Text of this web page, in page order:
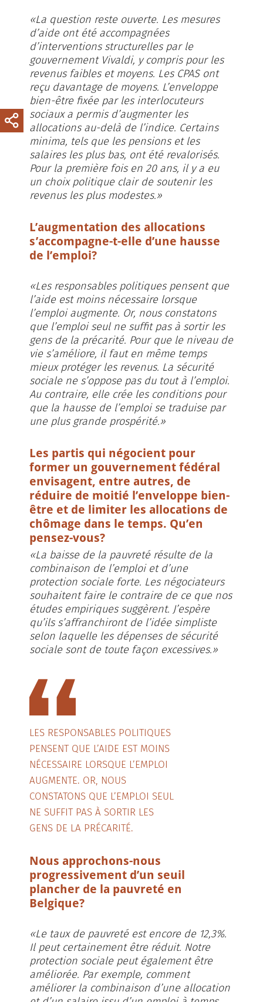
«La question reste ouverte. Les mesures
d’aide ont été accompagnées
d’interventions structurelles par le
gouvernement Vivaldi, y compris pour les
revenus faibles et moyens. Les CPAS ont
reçu davantage de moyens. L’enveloppe
bien-être fixée par les interlocuteurs
sociaux a permis d’augmenter les
allocations au-delà de l’indice. Certains
minima, tels que les pensions et les
salaires les plus bas, ont été revalorisés.
Pour la première fois en 20 ans, il y a eu
un choix politique clair de soutenir les
revenus les plus modestes.»
L’augmentation des allocations
s’accompagne-t-elle d’une hausse
de l’emploi?
«Les responsables politiques pensent que
l’aide est moins nécessaire lorsque
l’emploi augmente. Or, nous constatons
que l’emploi seul ne suffit pas à sortir les
gens de la précarité. Pour que le niveau de
vie s’améliore, il faut en même temps
mieux protéger les revenus. La sécurité
sociale ne s’oppose pas du tout à l’emploi.
Au contraire, elle crée les conditions pour
que la hausse de l’emploi se traduise par
une plus grande prospérité.»
Les partis qui négocient pour
former un gouvernement fédéral
envisagent, entre autres, de
réduire de moitié l’enveloppe bien-
être et de limiter les allocations de
chômage dans le temps. Qu’en
pensez-vous?
«La baisse de la pauvreté résulte de la
combinaison de l’emploi et d’une
protection sociale forte. Les négociateurs
souhaitent faire le contraire de ce que nos
études empiriques suggèrent. J’espère
qu’ils s’affranchiront de l’idée simpliste
selon laquelle les dépenses de sécurité
sociale sont de toute façon excessives.»
LES RESPONSABLES POLITIQUES
PENSENT QUE L’AIDE EST MOINS
NÉCESSAIRE LORSQUE L’EMPLOI
AUGMENTE. OR, NOUS
CONSTATONS QUE L’EMPLOI SEUL
NE SUFFIT PAS À SORTIR LES
GENS DE LA PRÉCARITÉ.
Nous approchons-nous
progressivement d’un seuil
plancher de la pauvreté en
Belgique?
«Le taux de pauvreté est encore de 12,3%.
Il peut certainement être réduit. Notre
protection sociale peut également être
améliorée. Par exemple, comment
améliorer la combinaison d’une allocation